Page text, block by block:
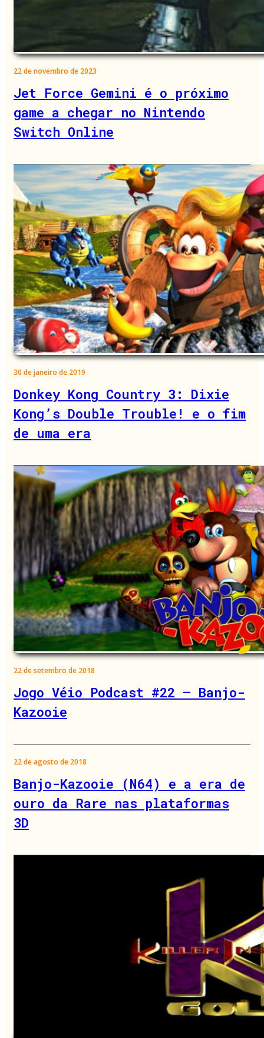
22 de novembro de 2023
Jet Force Gemini é o próximo
game a chegar no Nintendo
Switch Online
30 de janeiro de 2019
Donkey Kong Country 3: Dixie
Kong’s Double Trouble! e o fim
de uma era
22 de setembro de 2018
Jogo Véio Podcast #22 – Banjo-
Kazooie
22 de agosto de 2018
Banjo-Kazooie (N64) e a era de
ouro da Rare nas plataformas
3D